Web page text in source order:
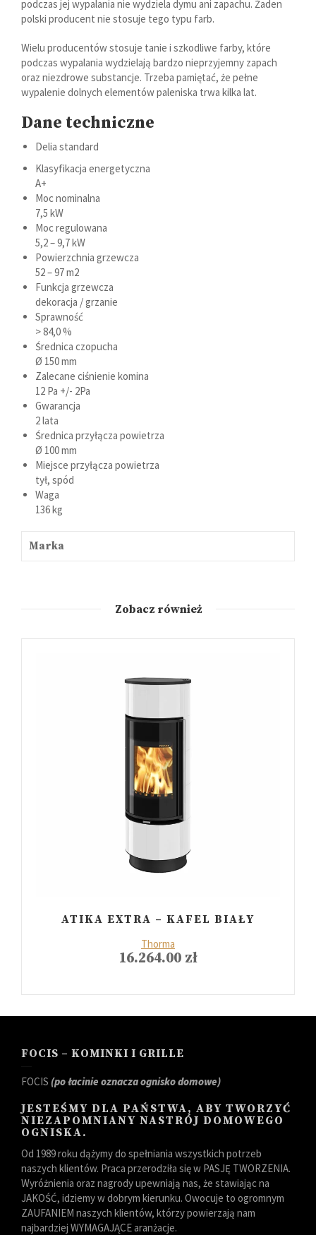
podczas jej wypalania nie wydziela dymu ani zapachu. Żaden
polski producent nie stosuje tego typu farb.
Wielu producentów stosuje tanie i szkodliwe farby, które
podczas wypalania wydzielają bardzo nieprzyjemny zapach
oraz niezdrowe substancje. Trzeba pamiętać, że pełne
wypalenie dolnych elementów paleniska trwa kilka lat.
Dane techniczne
Delia standard
Klasyfikacja energetyczna
A+
Moc nominalna
7,5 kW
Moc regulowana
5,2 – 9,7 kW
Powierzchnia grzewcza
52 – 97 m2
Funkcja grzewcza
dekoracja / grzanie
Sprawność
> 84,0 %
Średnica czopucha
Ø 150 mm
Zalecane ciśnienie komina
12 Pa +/- 2Pa
Gwarancja
2 lata
Średnica przyłącza powietrza
Ø 100 mm
Miejsce przyłącza powietrza
tył, spód
Waga
136 kg
Marka
Zobacz również
ATIKA EXTRA – KAFEL BIAŁY
Thorma
16.264.00 zł
FOCIS – KOMINKI I GRILLE
FOCIS (po łacinie oznacza ognisko domowe)
JESTEŚMY DLA PAŃSTWA, ABY TWORZYĆ
NIEZAPOMNIANY NASTRÓJ DOMOWEGO
OGNISKA.
Od 1989 roku dążymy do spełniania wszystkich potrzeb
naszych klientów. Praca przerodziła się w PASJĘ TWORZENIA.
Wyróżnienia oraz nagrody upewniają nas, że stawiając na
JAKOŚĆ, idziemy w dobrym kierunku. Owocuje to ogromnym
ZAUFANIEM naszych klientów, którzy powierzają nam
najbardziej WYMAGAJĄCE aranżacje.